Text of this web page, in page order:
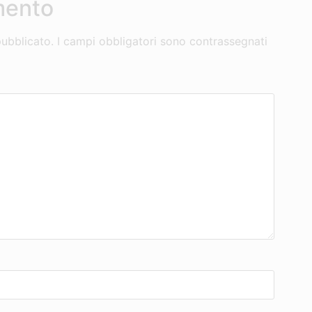
I campi obbligatori sono contrassegnati